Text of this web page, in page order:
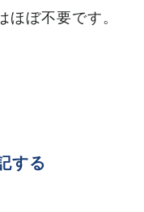
ほぼ不要です。
する